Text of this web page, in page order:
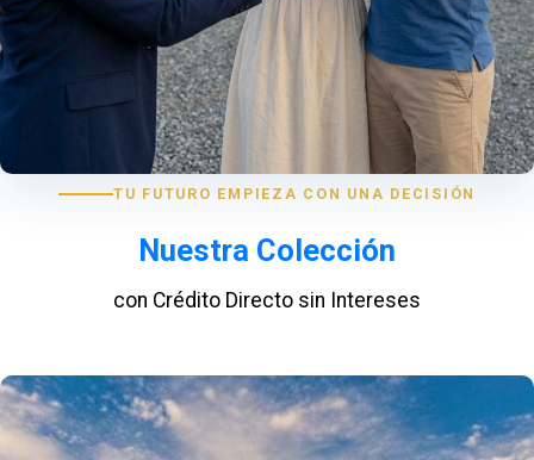
TU FUTURO EMPIEZA CON UNA DECISIÓN
Nuestra Colección
con Crédito Directo sin Intereses